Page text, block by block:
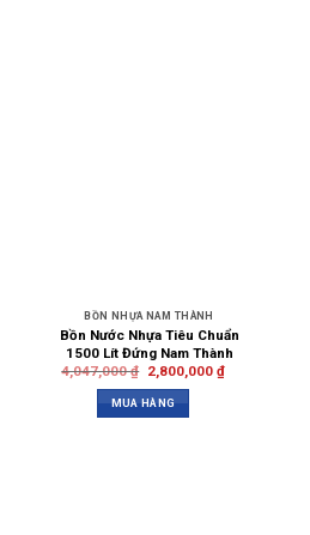
BỒN NHỰA NAM THÀNH
Bồn Nước Nhựa Tiêu Chuẩn
1500 Lít Đứng Nam Thành
4,047,000₫ 2,800,000 ₫
MUA HÀNG